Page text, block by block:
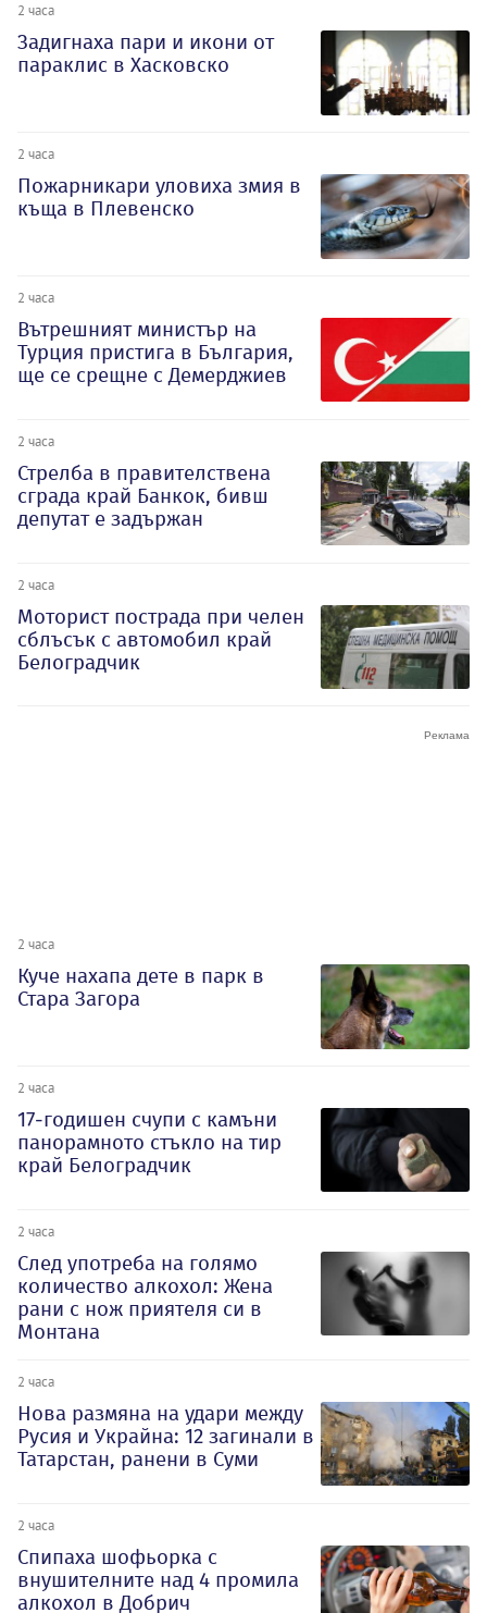
2 часа
Задигнаха пари и икони от
параклис в Хасковско
2 часа
Пожарникари уловиха змия в
къща в Плевенско
2 часа
Вътрешният министър на
Турция пристига в България,
ще се срещне с Демерджиев
2 часа
Стрелба в правителствена
сграда край Банкок, бивш
депутат е задържан
2 часа
Моторист пострада при челен
сблъсък с автомобил край
Белоградчик
2 часа
Куче нахапа дете в парк в
Стара Загора
2 часа
17-годишен счупи с камъни
панорамното стъкло на тир
край Белоградчик
2 часа
След употреба на голямо
количество алкохол: Жена
рани с нож приятеля си в
Монтана
2 часа
Нова размяна на удари между
Русия и Украйна: 12 загинали в
Татарстан, ранени в Суми
2 часа
Спипаха шофьорка с
внушителните над 4 промила
алкохол в Добрич